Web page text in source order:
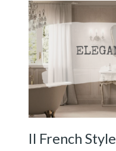
Il French Style
Il
French
Style